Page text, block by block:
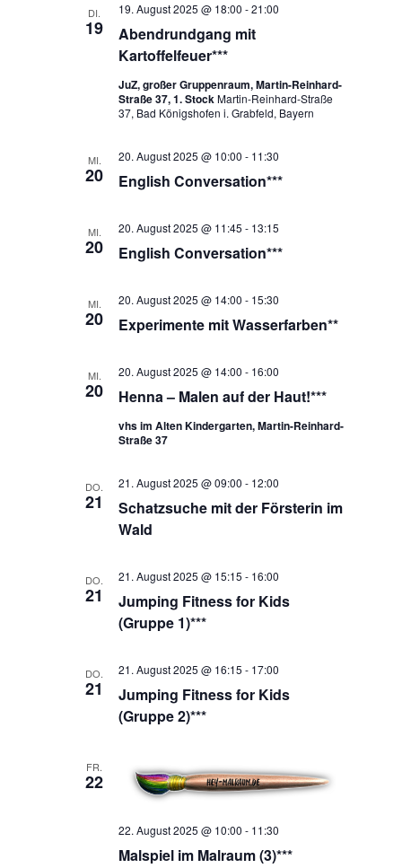
DI.
19
Abendrundgang mit
Kartoffelfeuer***
19. August 2025 @ 18:00 -21:00
JuZ, großer Gruppenraum, Martin-Reinhard-
Straße 37, 1. StockMartin-Reinhard-Straße
37, Bad Königshofen i. Grabfeld, Bayern
MI.
20 English Conversation***
20. August 2025 @ 10:00 - 11:30
MI.
20 English Conversation***
20. August 2025 @ 11:45 - 13:15
MI.
20 Experimente mit Wasserfarben**
20. August 2025 @ 14:00 - 15:30
MI.
20 Henna – Malen auf der Haut!***
20. August 2025 @ 14:00 - 16:00
vhs im Alten Kindergarten, Martin-Reinhard-
Straße 37
DO.
21
Schatzsuche mit der Försterin im
Wald
21. August 2025 @ 09:00 - 12:00
DO.
21
Jumping Fitness for Kids
(Gruppe 1)***
21. August 2025 @ 15:15 - 16:00
DO.
21
Jumping Fitness for Kids
(Gruppe 2)***
21. August 2025 @ 16:15 - 17:00
FR.
22
Malspiel im Malraum (3)***
22. August 2025 @ 10:00 - 11:30